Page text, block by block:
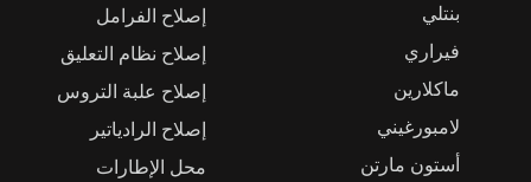
رولز رويس
بنتلي
فيراري
ماكلارين
لامبورغيني
تغيير الزيت
إصلاح الفرامل
إصلاح نظام التعليق
إصلاح علبة التروس
إصلاح الرادياتير